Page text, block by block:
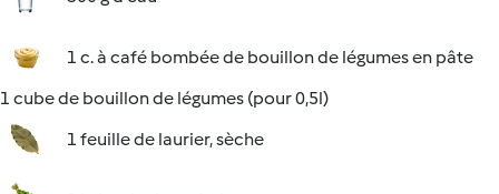
1 c. à café bombée de bouillon de légumes en pâte
1 cube de bouillon de légumes (pour 0,5l)
1 feuille de laurier, sèche